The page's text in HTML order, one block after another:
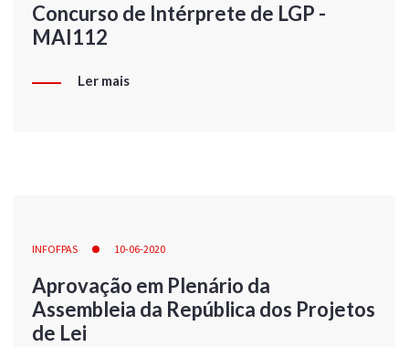
Concurso de Intérprete de LGP -
MAI112
Ler mais
INFOFPAS 10-06-2020
Aprovação em Plenário da
Assembleia da República dos Projetos
de Lei